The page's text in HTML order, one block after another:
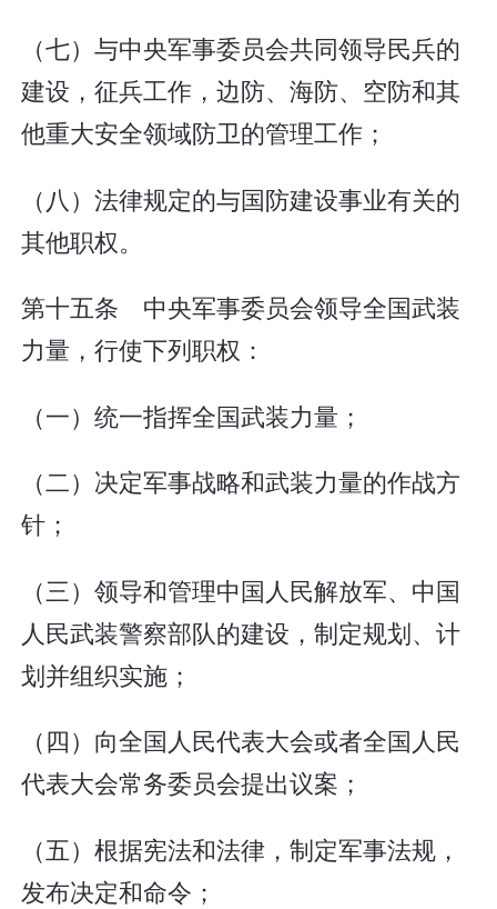
（七）与中央军事委员会共同领导民兵的
建设，征兵工作，边防、海防、空防和其
他重大安全领域防卫的管理工作；
（八）法律规定的与国防建设事业有关的
其他职权。
第十五条 中央军事委员会领导全国武装
力量，行使下列职权：
（一）统一指挥全国武装力量；
（二）决定军事战略和武装力量的作战方
针；
（三）领导和管理中国人民解放军、中国
人民武装警察部队的建设，制定规划、计
划并组织实施；
（四）向全国人民代表大会或者全国人民
代表大会常务委员会提出议案；
（五）根据宪法和法律，制定军事法规，
发布决定和命令；